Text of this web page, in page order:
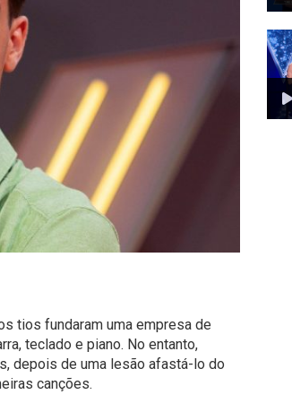
tios fundaram uma empresa de
teclado e piano. No entanto,
depois de uma lesão afastá-lo do
canções.